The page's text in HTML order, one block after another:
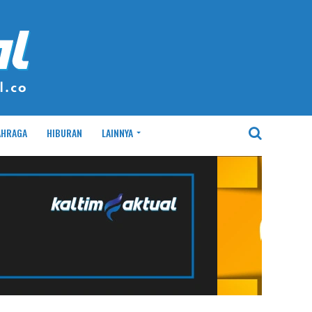
HIBURAN LAINNYA